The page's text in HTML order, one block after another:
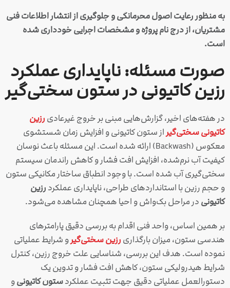
به منظور رعایت اصول محرمانگی و جلوگیری از انتشار اطلاعات فنی
مشتریان، از درج نام پروژه و مشخصات اجرایی خودداری شده
است.
صورت مسئله: ناپایداری عملکرد
رزین کاتیونی در ستون سختی‌گیر
در هفته‌های اخیر، گزارش‌هایی مبنی بر خروج غیرعادی رزین
کاتیونی سختی‌گیر از ستون کاتیونی و افزایش زمان شستشوی
معکوس (Backwash) ارائه شده است. این مسئله باعث نوسان
کیفیت آب نرم‌شده، افزایش افت فشار و کاهش راندمان سیستم
سختی‌گیری آب شده است. با وجود انطباق ساختار مکانیکی ستون
و حجم رزین با استانداردهای طراحی، ناپایداری عملکرد رزین
کاتیونی در مراحل بک‌واش و احیا همچنان مشاهده می‌شود.
بر همین اساس، واحد فنی اقدام به بررسی دقیق پارامترهای
هندسی ستون، میزان بارگذاری رزین سختی‌گیر و شرایط عملیاتی
نموده است. هدف این بررسی، شناسایی علت خروج رزین، کنترل
شرایط هیدرولیکی ستون، کاهش افت فشار و تدوین یک
دستورالعمل عملیاتی دقیق جهت تثبیت عملکردستون کاتیونیو